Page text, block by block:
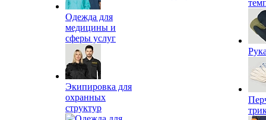
Одежда для
медицины и
сферы услуг
Экипировка для
охранных
структур